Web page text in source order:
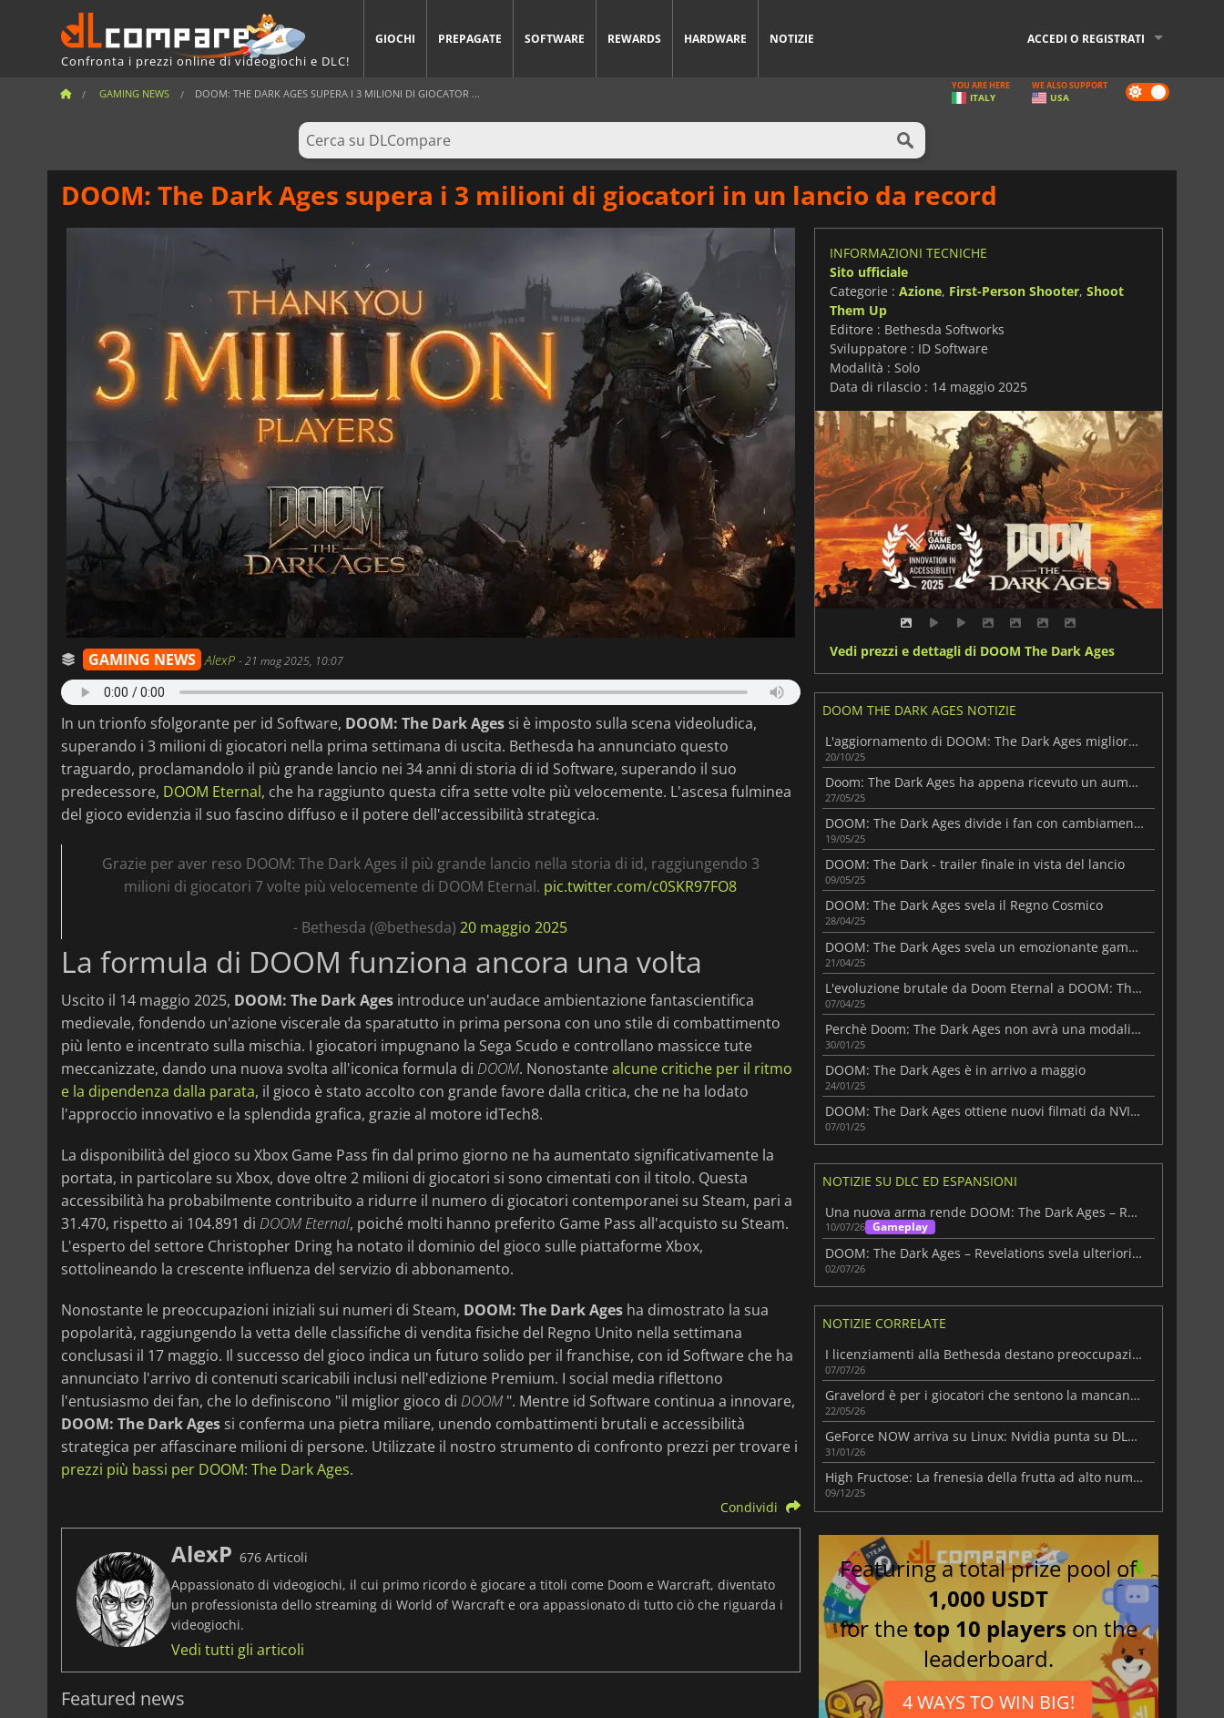
Confronta i prezzi online di videogiochi e DLC!
GIOCHI PREPAGATE SOFTWARE REWARDS HARDWARE NOTIZIE ACCEDI O REGISTRATI
GAMING NEWS DOOM: THE DARK AGES SUPERA I 3 MILIONI DI GIOCATOR ... Dark
mode
YOU ARE HERE
ITALY
WE ALSO SUPPORT
USA
DOOM: The Dark Ages supera i 3 milioni di giocatori in un lancio da record
GAMING NEWS AlexP -21 mag 2025, 10:07
In un trionfo sfolgorante per id Software, DOOM: The Dark Ages si è imposto sulla scena videoludica,
superando i 3 milioni di giocatori nella prima settimana di uscita. Bethesda ha annunciato questo
traguardo, proclamandolo il più grande lancio nei 34 anni di storia di id Software, superando il suo
predecessore, DOOM Eternal, che ha raggiunto questa cifra sette volte più velocemente. L'ascesa fulminea
del gioco evidenzia il suo fascino diffuso e il potere dell'accessibilità strategica.
Grazie per aver reso DOOM: The Dark Ages il più grande lancio nella storia di id, raggiungendo 3
milioni di giocatori 7 volte più velocemente di DOOM Eternal. pic.twitter.com/c0SKR97FO8
- Bethesda (@bethesda)20 maggio 2025
La formula di DOOM funziona ancora una volta
Uscito il 14 maggio 2025, DOOM: The Dark Ages introduce un'audace ambientazione fantascientifica
medievale, fondendo un'azione viscerale da sparatutto in prima persona con uno stile di combattimento
più lento e incentrato sulla mischia. I giocatori impugnano la Sega Scudo e controllano massicce tute
meccanizzate, dando una nuova svolta all'iconica formula di DOOM. Nonostantealcune critiche per il ritmo
e la dipendenza dalla parata, il gioco è stato accolto con grande favore dalla critica, che ne ha lodato
l'approccio innovativo e la splendida grafica, grazie al motore idTech8.
La disponibilità del gioco su Xbox Game Pass fin dal primo giorno ne ha aumentato significativamente la
portata, in particolare su Xbox, dove oltre 2 milioni di giocatori si sono cimentati con il titolo. Questa
accessibilità ha probabilmente contribuito a ridurre il numero di giocatori contemporanei su Steam, pari a
31.470, rispetto ai 104.891 di DOOM Eternal, poiché molti hanno preferito Game Pass all'acquisto su Steam.
L'esperto del settore Christopher Dring ha notato il dominio del gioco sulle piattaforme Xbox,
sottolineando la crescente influenza del servizio di abbonamento.
Nonostante le preoccupazioni iniziali sui numeri di Steam, DOOM: The Dark Ages ha dimostrato la sua
popolarità, raggiungendo la vetta delle classifiche di vendita fisiche del Regno Unito nella settimana
conclusasi il 17 maggio. Il successo del gioco indica un futuro solido per il franchise, con id Software che ha
annunciato l'arrivo di contenuti scaricabili inclusi nell'edizione Premium. I social media riflettono
l'entusiasmo dei fan, che lo definiscono "il miglior gioco di DOOM ". Mentre id Software continua a innovare,
DOOM: The Dark Ages si conferma una pietra miliare, unendo combattimenti brutali e accessibilità
strategica per affascinare milioni di persone. Utilizzate il nostro strumento di confronto prezzi per trovare i
prezzi più bassi per DOOM: The Dark Ages.
Condividi
AlexP 676 Articoli
Appassionato di videogiochi, il cui primo ricordo è giocare a titoli come Doom e Warcraft, diventato
un professionista dello streaming di World of Warcraft e ora appassionato di tutto ciò che riguarda i
videogiochi.
Vedi tutti gli articoli
Featured news
INFORMAZIONI TECNICHE
Sito ufficiale
Categorie : Azione, First-Person Shooter, Shoot
Them Up
Editore : Bethesda Softworks
Sviluppatore : ID Software
Modalità : Solo
Data di rilascio : 14 maggio 2025
Vedi prezzi e dettagli di DOOM The Dark Ages
DOOM THE DARK AGES NOTIZIE
L'aggiornamento di DOOM: The Dark Ages migliora le prestazioni sugli handheld
20/10/25
Doom: The Dark Ages ha appena ricevuto un aumento di difficoltà a sorpresa
27/05/25
DOOM: The Dark Ages divide i fan con cambiamenti audaci
19/05/25
DOOM: The Dark - trailer finale in vista del lancio
09/05/25
DOOM: The Dark Ages svela il Regno Cosmico
28/04/25
DOOM: The Dark Ages svela un emozionante gameplay in un nuovo video
21/04/25
L'evoluzione brutale da Doom Eternal a DOOM: The Dark Ages
07/04/25
Perchè Doom: The Dark Ages non avrà una modalità multigiocatore
30/01/25
DOOM: The Dark Ages è in arrivo a maggio
24/01/25
DOOM: The Dark Ages ottiene nuovi filmati da NVIDIA
07/01/25
NOTIZIE SU DLC ED ESPANSIONI
Una nuova arma rende DOOM: The Dark Ages – Revelations ancora più avvincente
10/07/26 Gameplay
DOOM: The Dark Ages – Revelations svela ulteriori dettagli in vista dell'uscita del 7 luglio
02/07/26
NOTIZIE CORRELATE
I licenziamenti alla Bethesda destano preoccupazioni per The Elder Scrolls Online
07/07/26
Gravelord è per i giocatori che sentono la mancanza di giochi FPS rumorosi e disordinati.
22/05/26
GeForce NOW arriva su Linux: Nvidia punta su DLSS e ray tracing
31/01/26
High Fructose: La frenesia della frutta ad alto numero di ottani
09/12/25
Featuring a total prize pool of
1,000 USDT
for thetop 10 players on the
leaderboard.
4 WAYS TO WIN BIG!